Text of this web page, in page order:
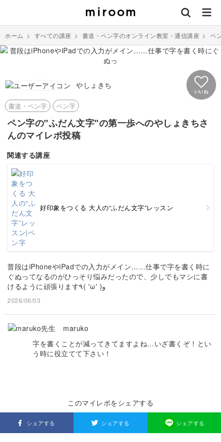
ホーム > すべての講座 > 書道・ペン字のオンライン教室・通信講座 > ペ
やしょきち
いいね
書道・ペン字 ペン字
ペン字の"ふだん文字"の第一歩へのやしょきちさ
んのマイレポ投稿
関連する講座
好印象をつくる 大人の“ふだん文字”レッスン
普段はiPhoneやiPadでの入力がメイン……仕事で字を書く時に
ぐぬってなるのがひっそり悩みだったので、少しでもマシに書
けるように頑張ります٩( 'ω' )و
2026/06/03
maruko
字を書くことが減ってきてますよね…いざ書くぞ！とい
う時に役立てて下さい！
このマイレポをシェアする
シェアする シェアする シェアする